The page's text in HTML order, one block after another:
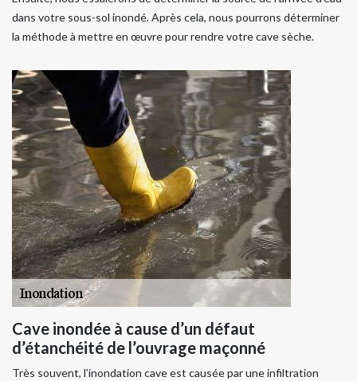
dans votre sous-sol inondé. Après cela, nous pourrons déterminer
la méthode à mettre en œuvre pour rendre votre cave sèche.
Cave inondée à cause d’un défaut
d’étanchéité de l’ouvrage maçonné
Très souvent, l’inondation cave est causée par une infiltration